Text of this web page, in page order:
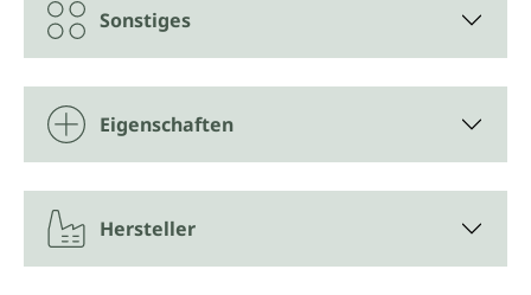
Da dasChlorophyll
gewonnen wird, handelt es sich um ein
Naturprodukt, bei welchem Farb- und
Geschmacksabweichungen von Charge zu Charge
möglich sind. Wir verzichten bewusst auf Zusätze wie
Aromen, die den Eigengeschmack dieses
Pflanzenstoffes beeinflussen. Wir empfehlen die
Tropfen mit ausreichend Flüssigkeit einzunehmen, z.
B. auch im Smoothie oder Saft.
Vegan, natürlich und ohne
Sonstiges
Eigenschaften
Hersteller